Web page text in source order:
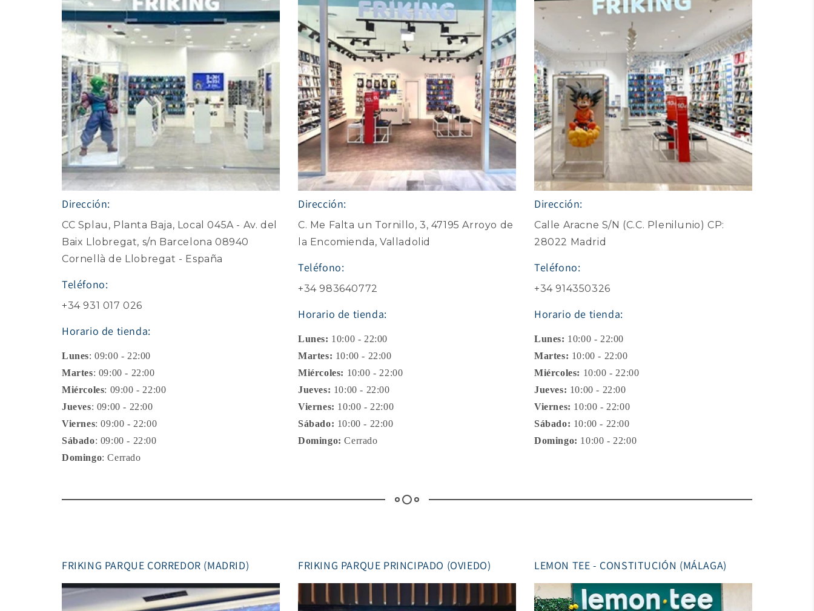
Dirección:
CC Splau, Planta Baja, Local 045A - Av. del
Baix Llobregat, s/n Barcelona 08940
Cornellà de Llobregat - España
Teléfono:
+34 931 017 026
Horario de tienda:
Lunes: 09:00 - 22:00
Martes: 09:00 - 22:00
Miércoles: 09:00 - 22:00
Jueves: 09:00 - 22:00
Viernes: 09:00 - 22:00
Sábado: 09:00 - 22:00
Domingo: Cerrado
Dirección:
C. Me Falta un Tornillo, 3, 47195 Arroyo de
la Encomienda, Valladolid
Teléfono:
+34 983640772
Horario de tienda:
Lunes: 10:00 - 22:00
Martes: 10:00 - 22:00
Miércoles: 10:00 - 22:00
Jueves: 10:00 - 22:00
Viernes: 10:00 - 22:00
Sábado: 10:00 - 22:00
Domingo:Cerrado
Dirección:
Calle Aracne S/N (C.C. Plenilunio) CP:
28022 Madrid
Teléfono:
+34 914350326
Horario de tienda:
Lunes: 10:00 - 22:00
Martes: 10:00 - 22:00
Miércoles: 10:00 - 22:00
Jueves: 10:00 - 22:00
Viernes: 10:00 - 22:00
Sábado: 10:00 - 22:00
Domingo: 10:00 - 22:00
FRIKING PARQUE CORREDOR (MADRID) FRIKING PARQUE PRINCIPADO (OVIEDO) LEMON TEE - CONSTITUCIÓN (MÁLAGA)